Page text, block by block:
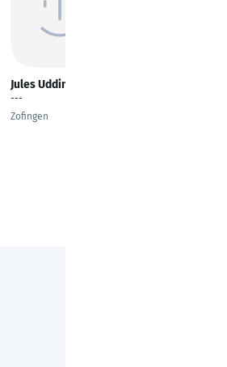
Jules Uddin
---
Zofingen